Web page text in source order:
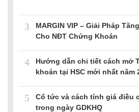
3
MARGIN VIP – Giải Pháp
Cho NĐT Chứng Khoán
4
Hướng dẫn chi tiết cách mở
khoán tại HSC mới nhất năm
5
Cổ tức và cách tính giá điều
trong ngày GDKHQ